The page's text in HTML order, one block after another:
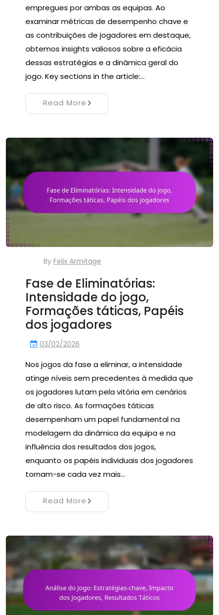
empregues por ambas as equipas. Ao
examinar métricas de desempenho chave e
as contribuições de jogadores em destaque,
obtemos insights valiosos sobre a eficácia
dessas estratégias e a dinâmica geral do
jogo. Key sections in the article:…
Read More
By Felix Armitage
Fase de Eliminatórias:
Intensidade do jogo,
Formações táticas, Papéis
dos jogadores
03/02/2026
Nos jogos da fase a eliminar, a intensidade
atinge níveis sem precedentes à medida que
os jogadores lutam pela vitória em cenários
de alto risco. As formações táticas
desempenham um papel fundamental na
modelagem da dinâmica da equipa e na
influência dos resultados dos jogos,
enquanto os papéis individuais dos jogadores
tornam-se cada vez mais…
Read More